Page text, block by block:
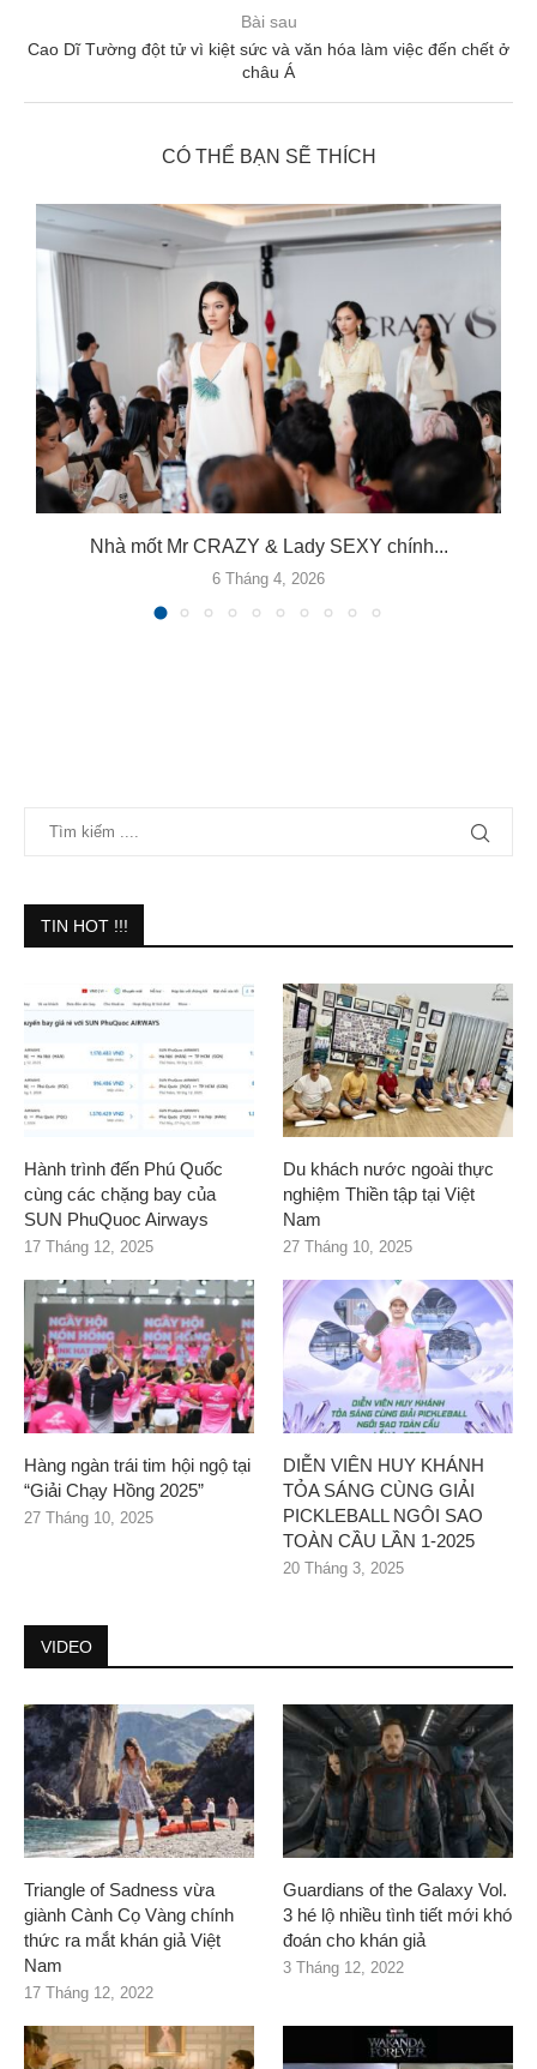
Bài sau
Cao Dĩ Tường đột tử vì kiệt sức và văn hóa làm việc đến chết ở
châu Á
CÓ THỂ BẠN SẼ THÍCH
Nhà mốt Mr CRAZY & Lady SEXY chính...
6 Tháng 4, 2026
TIN HOT !!!
Hành trình đến Phú Quốc
cùng các chặng bay của
SUN PhuQuoc Airways
17 Tháng 12, 2025
Du khách nước ngoài thực
nghiệm Thiền tập tại Việt
Nam
27 Tháng 10, 2025
Hàng ngàn trái tim hội ngộ tại
“Giải Chạy Hồng 2025”
27 Tháng 10, 2025
DIỄN VIÊN HUY KHÁNH
TỎA SÁNG CÙNG GIẢI
PICKLEBALL NGÔI SAO
TOÀN CẦU LẦN 1-2025
20 Tháng 3, 2025
VIDEO
Triangle of Sadness vừa
giành Cành Cọ Vàng chính
thức ra mắt khán giả Việt
Nam
17 Tháng 12, 2022
Guardians of the Galaxy Vol.
3 hé lộ nhiều tình tiết mới khó
đoán cho khán giả
3 Tháng 12, 2022